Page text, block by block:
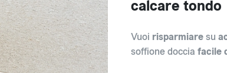
calcare tondo
Vuoi risparmiaresu
soffione doccia facile